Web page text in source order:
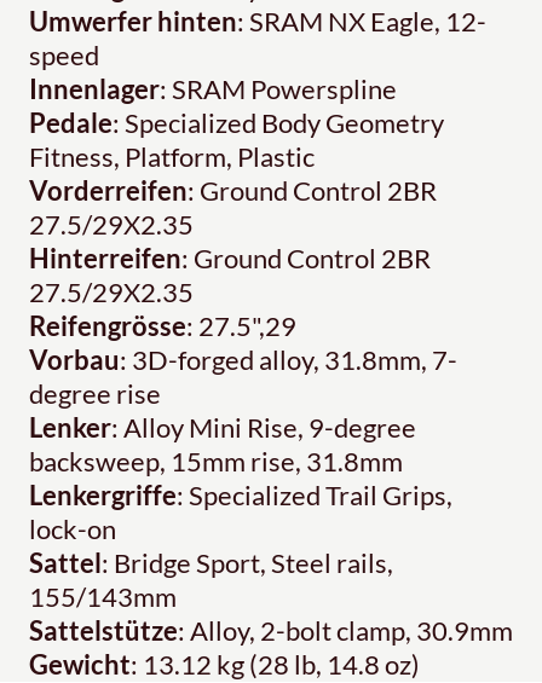
Umwerfer hinten: SRAM NX Eagle, 12-
speed
Innenlager: SRAM Powerspline
Pedale: Specialized Body Geometry
Fitness, Platform, Plastic
Vorderreifen: Ground Control 2BR
27.5/29X2.35
Hinterreifen: Ground Control 2BR
27.5/29X2.35
Reifengrösse: 27.5",29
Vorbau: 3D-forged alloy, 31.8mm, 7-
degree rise
Lenker: Alloy Mini Rise, 9-degree
backsweep, 15mm rise, 31.8mm
Lenkergriffe: Specialized Trail Grips,
lock-on
Sattel: Bridge Sport, Steel rails,
155/143mm
Sattelstütze: Alloy, 2-bolt clamp, 30.9mm
Gewicht: 13.12 kg (28 lb, 14.8 oz)